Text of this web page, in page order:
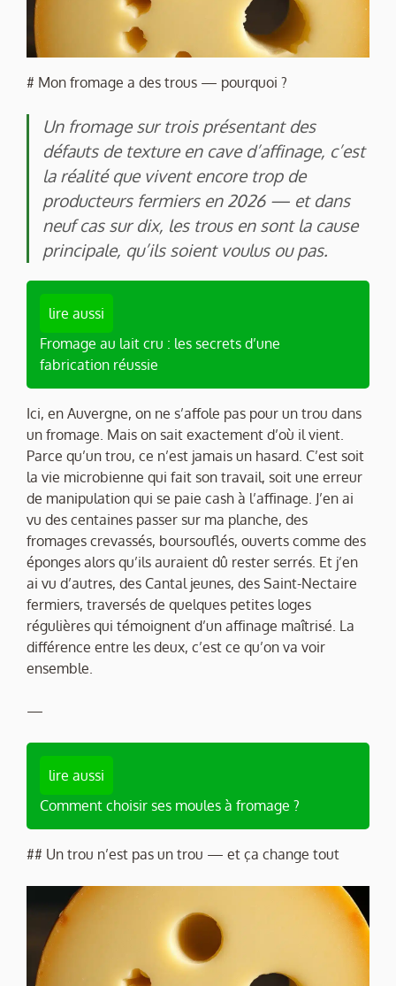
# Mon fromage a des trous — pourquoi ?
Un fromage sur trois présentant des
défauts de texture en cave d’affinage, c’est
la réalité que vivent encore trop de
producteurs fermiers en 2026 — et dans
neuf cas sur dix, les trous en sont la cause
principale, qu’ils soient voulus ou pas.
lire aussi
Fromage au lait cru : les secrets d’une
fabrication réussie
Ici, en Auvergne, on ne s’affole pas pour un trou dans
un fromage. Mais on sait exactement d’où il vient.
Parce qu’un trou, ce n’est jamais un hasard. C’est soit
la vie microbienne qui fait son travail, soit une erreur
de manipulation qui se paie cash à l’affinage. J’en ai
vu des centaines passer sur ma planche, des
fromages crevassés, boursouflés, ouverts comme des
éponges alors qu’ils auraient dû rester serrés. Et j’en
ai vu d’autres, des Cantal jeunes, des Saint-Nectaire
fermiers, traversés de quelques petites loges
régulières qui témoignent d’un affinage maîtrisé. La
différence entre les deux, c’est ce qu’on va voir
ensemble.
—
lire aussi
Comment choisir ses moules à fromage ?
## Un trou n’est pas un trou — et ça change tout